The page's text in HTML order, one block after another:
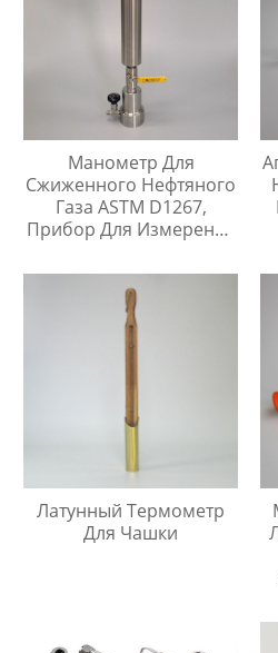
Манометр Для
Сжиженного Нефтяного
Газа ASTM D1267,
Прибор Для Измерения
Латунный Термометр
Для Чашки